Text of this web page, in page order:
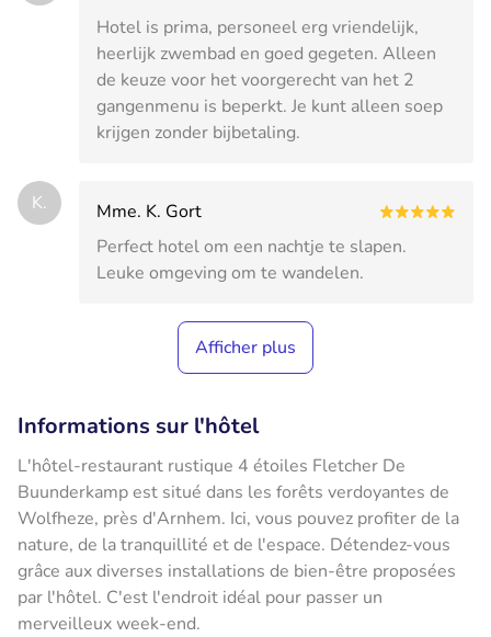
Hotel is prima, personeel erg vriendelijk,
heerlijk zwembad en goed gegeten. Alleen
de keuze voor het voorgerecht van het 2
gangenmenu is beperkt. Je kunt alleen soep
krijgen zonder bijbetaling.
K.
Mme. K. Gort
Perfect hotel om een nachtje te slapen.
Leuke omgeving om te wandelen.
Afficher plus
Informations sur l'hôtel
L'hôtel-restaurant rustique 4 étoiles Fletcher De
Buunderkamp est situé dans les forêts verdoyantes de
Wolfheze, près d'Arnhem. Ici, vous pouvez profiter de la
nature, de la tranquillité et de l'espace. Détendez-vous
grâce aux diverses installations de bien-être proposées
par l'hôtel. C'est l'endroit idéal pour passer un
merveilleux week-end.